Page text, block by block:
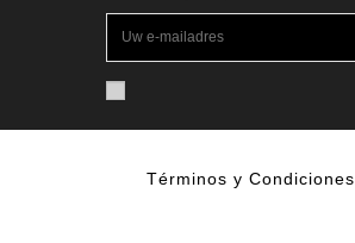
Términos y Condiciones